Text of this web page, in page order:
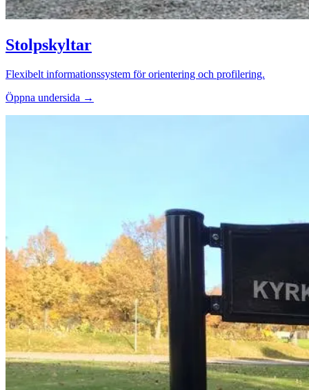
Stolpskyltar
Flexibelt informationssystem för orientering och profilering.
Öppna undersida →